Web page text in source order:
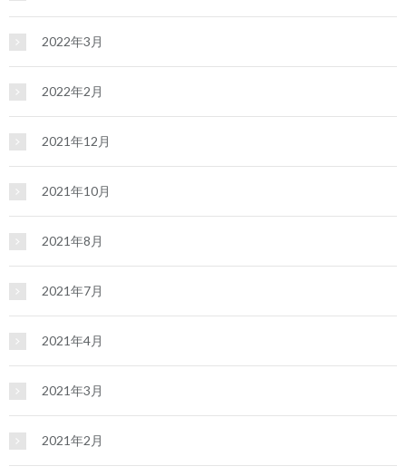
2022年3月
2022年2月
2021年12月
2021年10月
2021年8月
2021年7月
2021年4月
2021年3月
2021年2月